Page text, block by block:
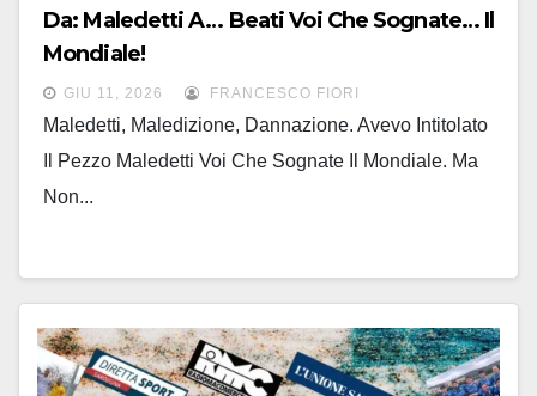
Da: Maledetti A… Beati Voi Che Sognate… Il
Mondiale!
GIU 11, 2026 FRANCESCO FIORI
Maledetti, Maledizione, Dannazione. Avevo Intitolato
Il Pezzo Maledetti Voi Che Sognate Il Mondiale. Ma
Non...